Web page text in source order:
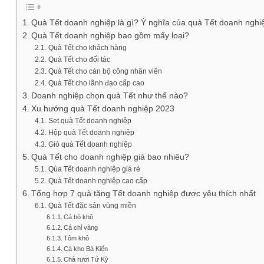
Quà Tết doanh nghiệp là gì? Ý nghĩa của quà Tết doanh
Quà Tết doanh nghiệp bao gồm mấy loại?
Quà Tết cho khách hàng
Quà Tết cho đối tác
Quà Tết cho cán bộ công nhân viên
Quà Tết cho lãnh đạo cấp cao
Doanh nghiệp chọn quà Tết như thế nào?
Xu hướng quà Tết doanh nghiệp 2023
Set quà Tết doanh nghiệp
Hộp quà Tết doanh nghiệp
Giỏ quà Tết doanh nghiệp
Quà Tết cho doanh nghiệp giá bao nhiêu?
Qùa Tết doanh nghiệp giá rẻ
Quà Tết doanh nghiệp cao cấp
Tổng hợp 7 quà tặng Tết doanh nghiệp được yêu thích nhất
Quà Tết đặc sản vùng miền
Cá bò khô
Cá chỉ vàng
Tôm khô
Cá kho Bá Kiến
Chả rươi Tứ Kỳ